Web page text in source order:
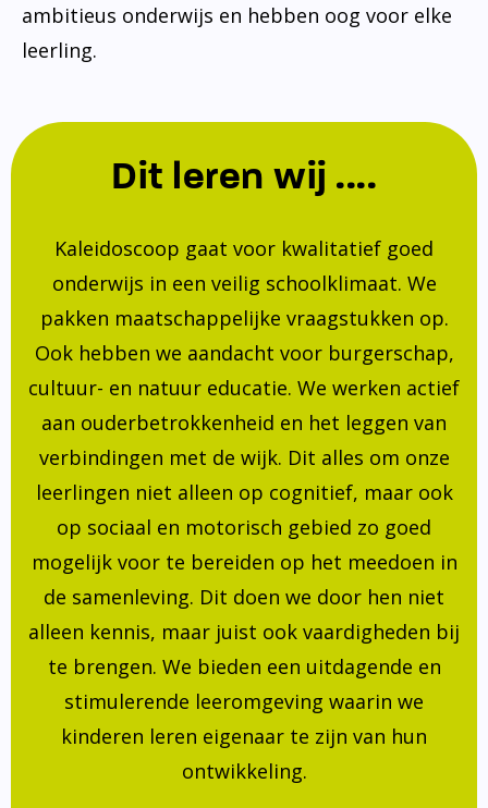
ambitieus onderwijs en hebben oog voor elke
leerling.
Dit leren wij ....
Kaleidoscoop gaat voor kwalitatief goed
onderwijs in een veilig schoolklimaat. We
pakken maatschappelijke vraagstukken op.
Ook hebben we aandacht voor burgerschap,
cultuur- en natuur educatie. We werken actief
aan ouderbetrokkenheid en het leggen van
verbindingen met de wijk. Dit alles om onze
leerlingen niet alleen op cognitief, maar ook
op sociaal en motorisch gebied zo goed
mogelijk voor te bereiden op het meedoen in
de samenleving. Dit doen we door hen niet
alleen kennis, maar juist ook vaardigheden bij
te brengen. We bieden een uitdagende en
stimulerende leeromgeving waarin we
kinderen leren eigenaar te zijn van hun
ontwikkeling.